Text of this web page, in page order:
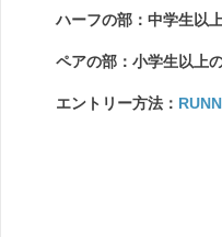
ハーフの部：中学生以
ペアの部：小学生以上
エントリー方法：